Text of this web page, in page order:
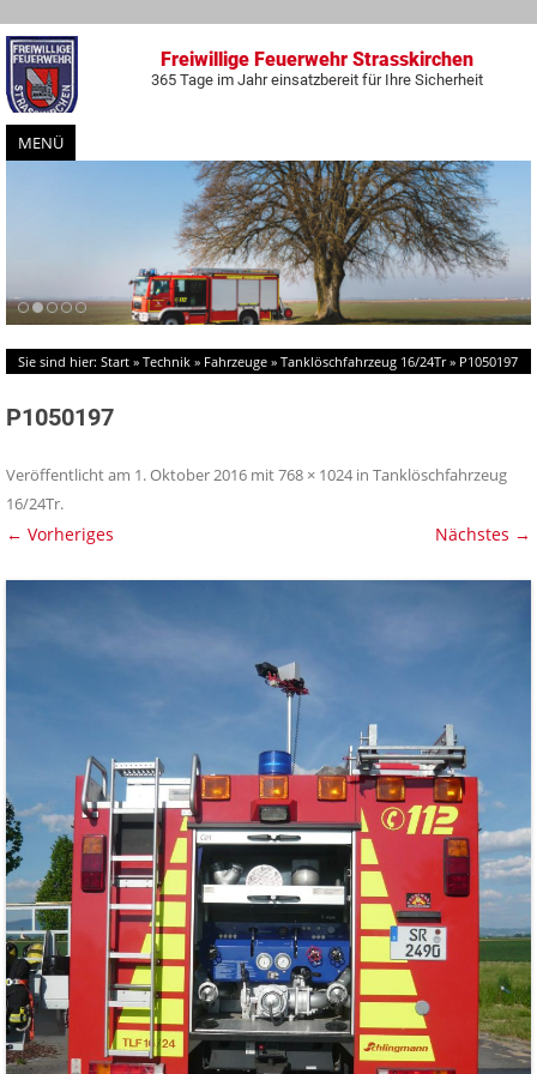
Freiwillige Feuerwehr Strasskirchen
365 Tage im Jahr einsatzbereit für Ihre Sicherheit
MENÜ
Zum
Inhalt
springen
Sie sind hier: Start » Technik » Fahrzeuge » Tanklöschfahrzeug 16/24Tr» P1050197
P1050197
Veröffentlicht am 1. Oktober 2016 mit768 × 1024 in Tanklöschfahrzeug
16/24Tr.
← Vorheriges Nächstes →